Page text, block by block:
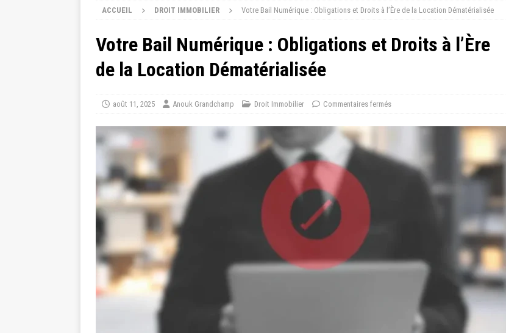
ACCUEIL DROIT IMMOBILIER Votre Bail Numérique : Obligations et Droits à l’Ère de la Location Dématérialisée
Votre Bail Numérique : Obligations et Droits à l’Ère
de la Location Dématérialisée
août 11, 2025 Anouk Grandchamp Droit Immobilier Commentaires fermés